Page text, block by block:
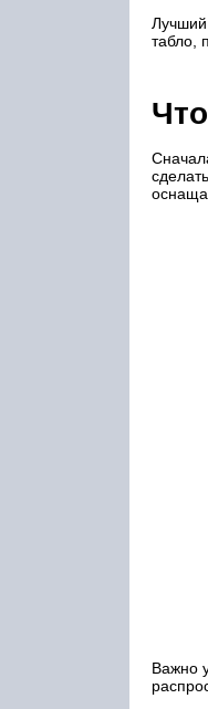
Лучший
табло,
Важно